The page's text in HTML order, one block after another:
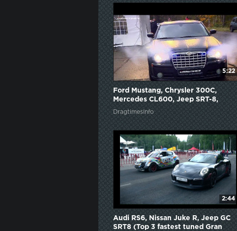
5:22
Ford Mustang, Chrysler 300C,
Mercedes CL600, Jeep SRT-8,
Nissan GT-R Audi RS6
DragtimesInfo
2:44
Audi RS6, Nissan Juke R, Jeep GC
SRT8 (Top 3 fastest tuned Gran